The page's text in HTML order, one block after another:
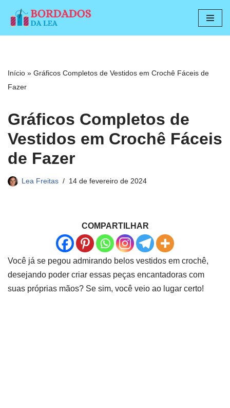
Pular
conteúdo
Início » Gráficos Completos de Vestidos em Crochê Fáceis de
Fazer
Gráficos Completos de
Vestidos em Crochê Fáceis
de Fazer
Lea Freitas 14 de fevereiro de 2024
COMPARTILHAR
Você já se pegou admirando belos vestidos em crochê,
desejando poder criar essas peças encantadoras com
suas próprias mãos? Se sim, você veio ao lugar certo!